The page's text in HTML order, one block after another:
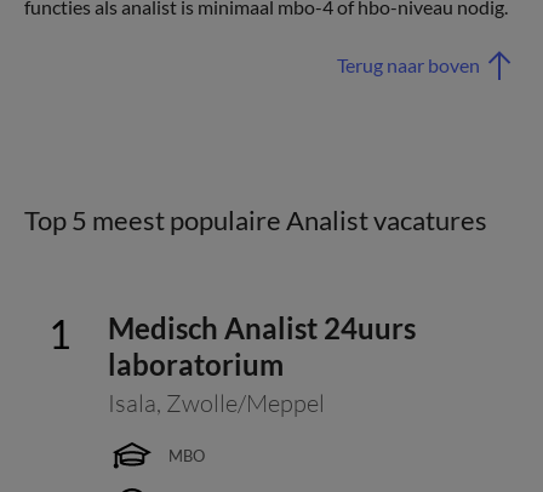
functies als analist is minimaal mbo-4 of hbo-niveau nodig.
Terug naar boven
Top 5 meest populaire Analist vacatures
Medisch Analist 24uurs
laboratorium
Isala, Zwolle/Meppel
MBO